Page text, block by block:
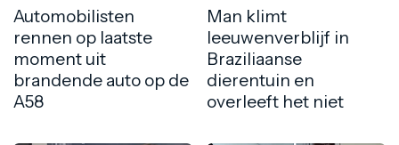
Automobilisten
rennen op laatste
moment uit
brandende auto op de
A58
Man klimt
leeuwenverblijf in
Braziliaanse
dierentuin en
overleeft het niet